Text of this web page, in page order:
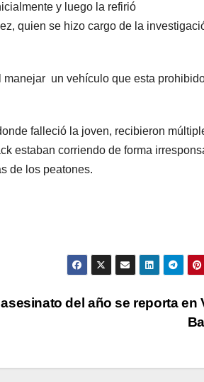
y luego la refirió
quien se hizo cargo de la
manejar un vehículo que esta
falleció la joven, recibieron
estaban corriendo de forma
de los peatones.
del año se reporta en